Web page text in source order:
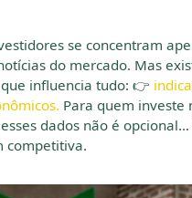
se concentram
do mercado. Mas
influencia tudo: 👉
Para quem investe
dados não é
competitiva.